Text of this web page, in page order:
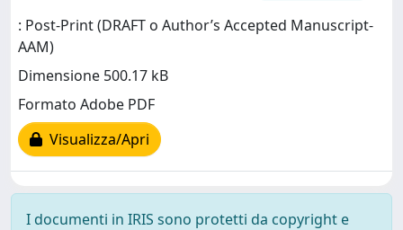
: Post-Print (DRAFT o Author’s Accepted Manuscript-
AAM)
Dimensione 500.17 kB
Formato Adobe PDF
Visualizza/Apri
I documenti in IRIS sono protetti da copyright e